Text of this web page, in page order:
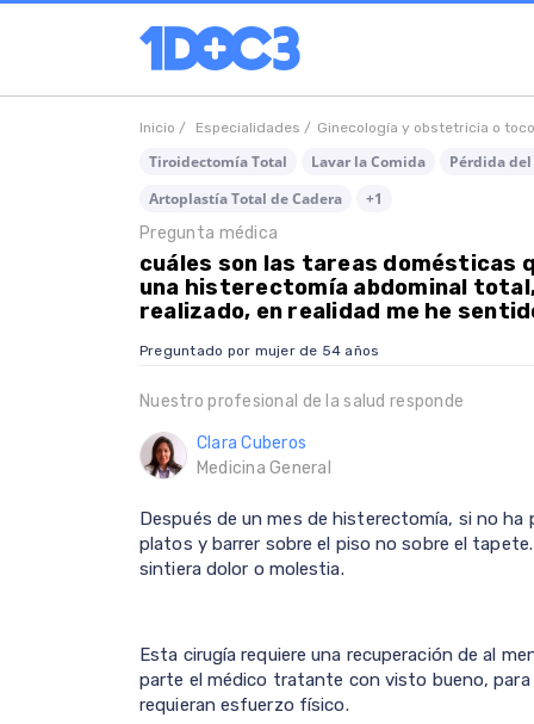
Inicio / Especialidades / Ginecología y obstetricia o
Tiroidectomía Total Lavar la Comida Pérdida
Artoplastía Total de Cadera
+1
Pregunta médica
cuáles son las tareas domésticas
una histerectomía abdominal
realizado, en realidad me he
Preguntado por mujer de 54 años
Nuestro profesional de la salud responde
Clara Cuberos
Medicina General
Después de un mes de histerectomía, si no
platos y barrer sobre el piso no sobre el
sintiera dolor o molestia.
Esta cirugía requiere una recuperación de al
parte el médico tratante con visto bueno,
requieran esfuerzo físico.